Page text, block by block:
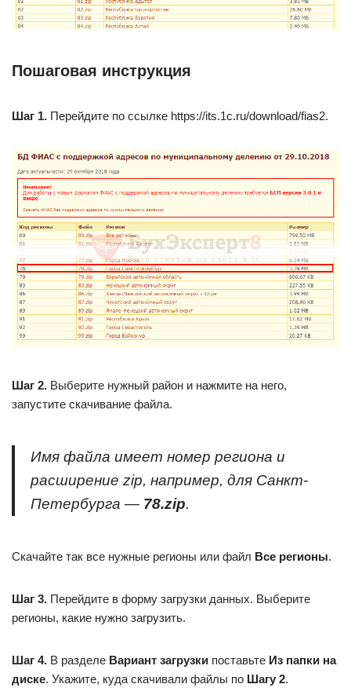
Пошаговая инструкция
Шаг 1. Перейдите по ссылке https://its.1c.ru/download/fias2.
Шаг 2. Выберите нужный район и нажмите на него,
запустите скачивание файла.
Имя файла имеет номер региона и
расширение zip, например, для Санкт-
Петербурга — 78.zip.
Скачайте так все нужные регионы или файл Все регионы.
Шаг 3. Перейдите в форму загрузки данных. Выберите
регионы, какие нужно загрузить.
Шаг 4. В разделе Вариант загрузки поставьте Из папки на
диске. Укажите, куда скачивали файлы по Шагу 2.